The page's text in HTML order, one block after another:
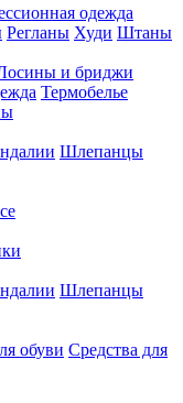
одежда
Регланы Худи Штаны
и бриджи
Термобелье
Шлепанцы
Шлепанцы
обуви Средства для